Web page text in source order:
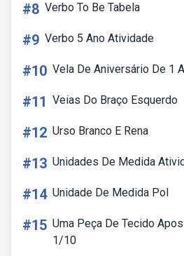
#8 Verbo To Be Tabela
#9 Verbo 5 Ano Atividade
#10 Vela De Aniversário De 1
#11 Veias Do Braço Esquerdo
#12 Urso Branco E Rena
#13 Unidades De Medida
#14 Unidade De Medida Pol
#15 Uma Peça De Tecido
1/10